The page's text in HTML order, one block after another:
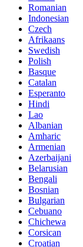
Romanian
Indonesian
Czech
Afrikaans
Swedish
Polish
Basque
Catalan
Esperanto
Hindi
Lao
Albanian
Amharic
Armenian
Azerbaijani
Belarusian
Bengali
Bosnian
Bulgarian
Cebuano
Chichewa
Corsican
Croatian